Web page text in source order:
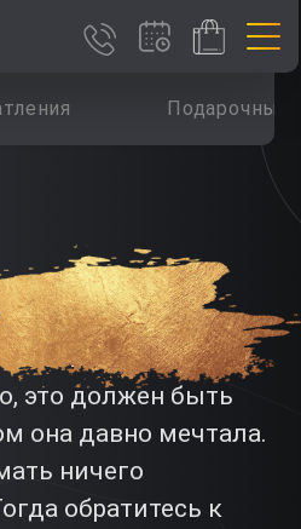
Подарочные
девушкедолжен
и
это должен быть
она давно мечтала.
ничего
обратитесь к